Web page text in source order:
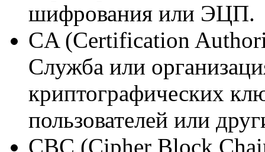
шифрования или ЭЦП.
CA (Certification
Служба или
криптографических
пользователей или
CBC (Cipher Block